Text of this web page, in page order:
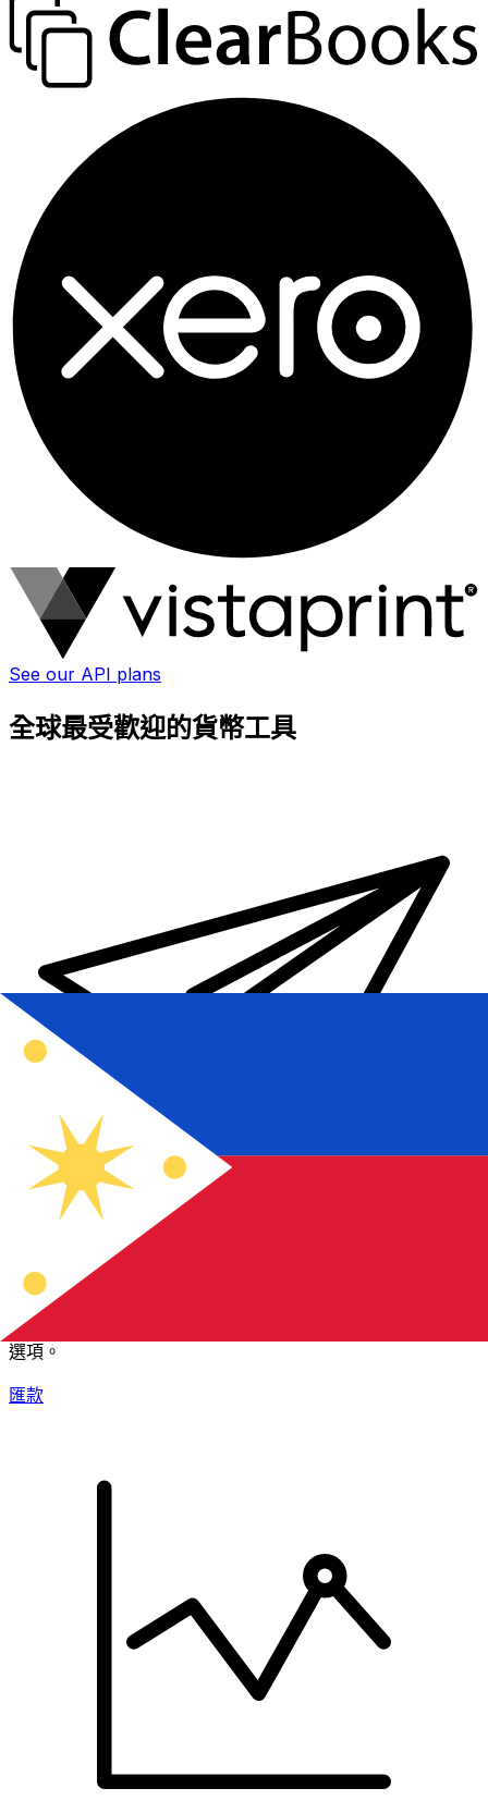
See our API plans
全球最受歡迎的貨幣工具
XE 國際匯款
快捷安全地上網匯款。即時追蹤和通知外加靈活的遞送和付款
選項。
匯款